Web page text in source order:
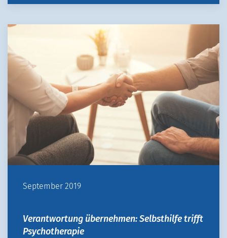
September 2019
Verantwortung übernehmen: Selbsthilfe trifft
Psychotherapie